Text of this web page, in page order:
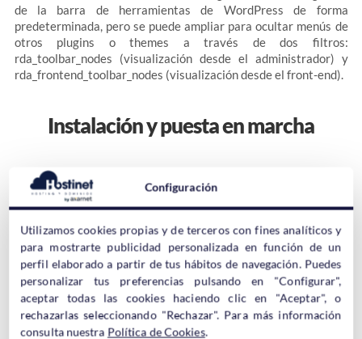
de la barra de herramientas de WordPress de forma
predeterminada, pero se puede ampliar para ocultar menús de
otros plugins o themes a través de dos filtros:
rda_toolbar_nodes (visualización desde el administrador) y
rda_frontend_toolbar_nodes (visualización desde el front-end).
Instalación y puesta en marcha
Remove Dashboard Access se puede instalar fácilmente a
través del panel de administración de WordPress, siguiendo
estos pasos:
1) Click en
Plugins -> Añadir nuevo
2) En
“Palabra clave”
teclear el nombre del plugin a instalar,
por ejemplo:Remove Dashboard Access
3) Pulsar enInstalar ahora
4) Por último, click enActivar
Configuración
Utilizamos cookies propias y de terceros con fines analíticos y
para mostrarte publicidad personalizada en función de un
perfil elaborado a partir de tus hábitos de navegación. Puedes
personalizar tus preferencias pulsando en "Configurar",
aceptar todas las cookies haciendo clic en "Aceptar", o
rechazarlas seleccionando "Rechazar". Para más información
consulta nuestra Política de Cookies.